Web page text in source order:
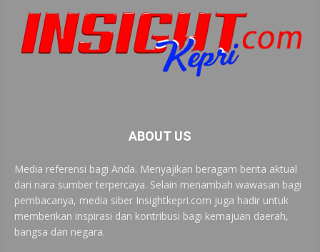
ABOUT US
Media referensi bagi Anda. Menyajikan beragam berita aktual
dari nara sumber terpercaya. Selain menambah wawasan bagi
pembacanya, media siber Insightkepri.com juga hadir untuk
memberikan inspirasi dan kontribusi bagi kemajuan daerah,
bangsa dan negara.